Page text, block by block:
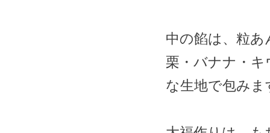
中の餡は、粒
栗・バナナ・
な生地で包みま